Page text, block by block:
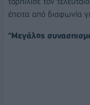
έπειτα από διαφωνία
"Μεγάλος